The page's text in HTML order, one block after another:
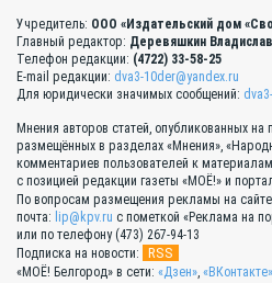
Учредитель: ООО «Издательский дом
Главный редактор: Деревяшкин
Телефон редакции: (4722) 33-58-25
E-mail редакции: dva3-10der@yandex.ru
Для юридически значимых сообщений:
Мнения авторов статей, опубликованных
размещённых в разделах «Мнения»,
комментариев пользователей к
с позицией редакции газеты «МОЁ!» и
По вопросам размещения рекламы на
почта: lip@kpv.ru с пометкой «Реклама на
или по телефону (473) 267-94-13
Подписка на новости:
RSS
«МОЁ! Белгород» в сети: «Дзен», «ВКонтакте»